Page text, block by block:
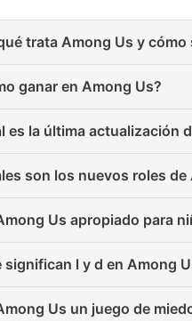
trata Among Us y cómo
ganar en Among Us?
es la última actualización
son los nuevos roles
Us apropiado para
significan l y d en Among
Us un juego de